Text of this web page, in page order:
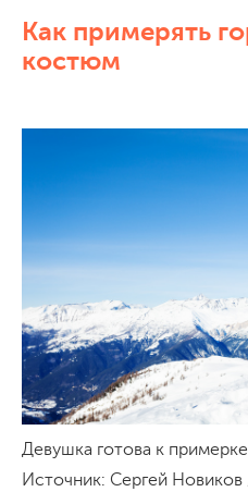
Как примерять
костюм
Девушка готова к
Источник: Сергей